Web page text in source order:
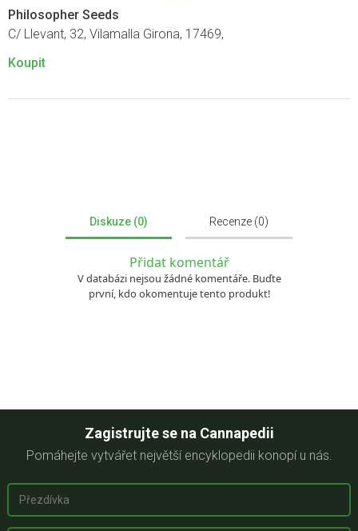
Philosopher Seeds
C/ Llevant, 32, Vilamalla Girona, 17469,
Koupit
Diskuze (0) Recenze (0)
Přidat komentář
V databázi nejsou žádné komentáře. Buďte
první, kdo okomentuje tento produkt!
Zagistrujte se na Cannapedii
Pomáhejte vytvářet největší encyklopedii konopí u nás.